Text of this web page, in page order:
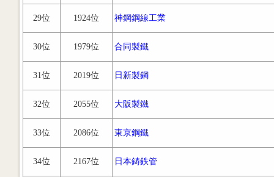
29位 1924位 神鋼鋼線工業
30位 1979位 合同製鐵
31位 2019位 日新製鋼
32位 2055位 大阪製鐵
33位 2086位 東京鋼鐵
34位 2167位 日本鋳鉄管